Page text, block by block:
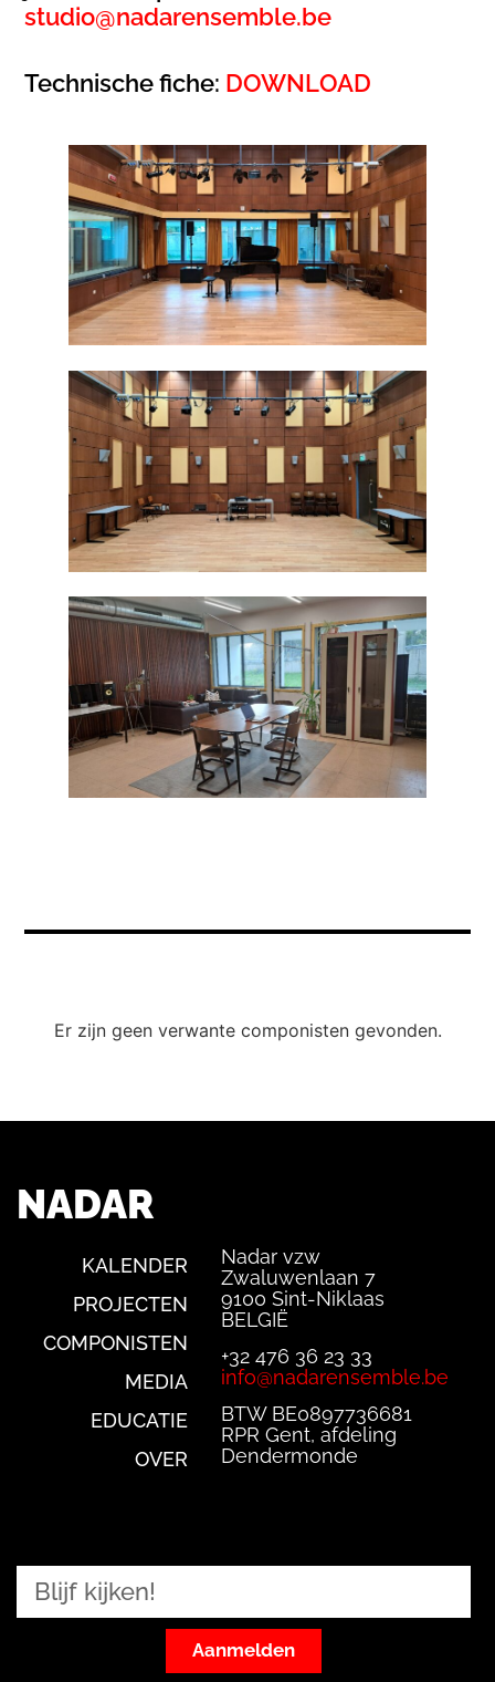
studio@nadarensemble.be
Technische fiche: DOWNLOAD
Er zijn geen verwante componisten gevonden.
NADAR
KALENDER
PROJECTEN
COMPONISTEN
MEDIA
EDUCATIE
OVER
Nadar vzw
Zwaluwenlaan 7
9100 Sint-Niklaas
BELGIË
+32 476 36 23 33
info@nadarensemble.be
BTW BE0897736681
RPR Gent, afdeling
Dendermonde
Aanmelden